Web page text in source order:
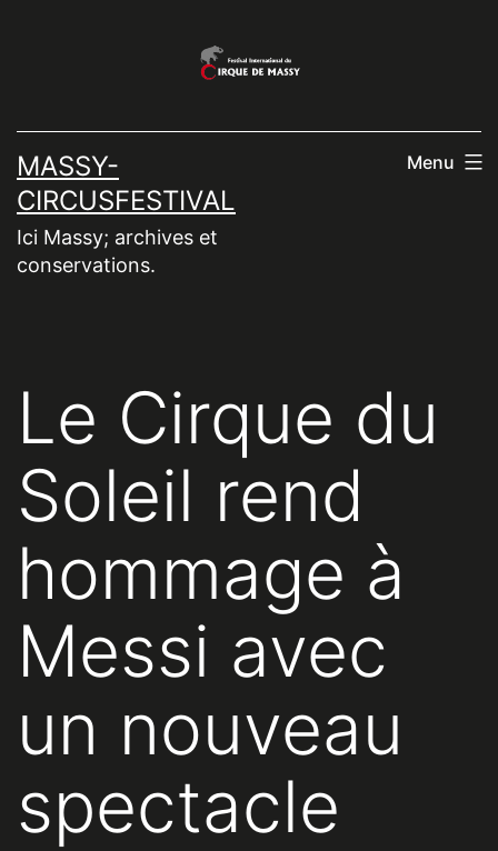
MASSY-
CIRCUSFESTIVAL
Ici Massy; archives et
conservations.
Menu
Le Cirque du
Soleil rend
hommage à
Messi avec
un nouveau
spectacle